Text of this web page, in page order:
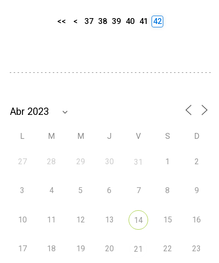
<< < 37 38 39 40 41 42
L M M J V S D
27 28 29 30 31 1 2
3 4 5 6 7 8 9
10 11 12 13 14 15 16
17 18 19 20 21 22 23